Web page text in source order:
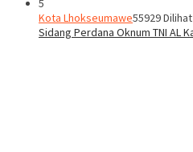
5
Kota Lhokseumawe55929 Dilihat
Sidang Perdana Oknum TNI AL